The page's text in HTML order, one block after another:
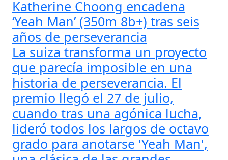
Katherine Choong encadena
‘Yeah Man’ (350m 8b+) tras seis
años de perseverancia
La suiza transforma un proyecto
que parecía imposible en una
historia de perseverancia. El
premio llegó el 27 de julio,
cuando tras una agónica lucha,
lideró todos los largos de octavo
grado para anotarse 'Yeah Man',